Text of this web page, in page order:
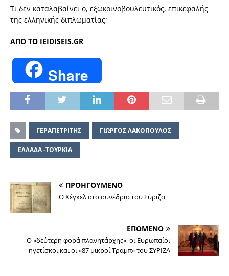
Τι δεν καταλαβαίνει ο, εξωκοινοβουλευτικός, επικεφαλής
της ελληνικής διπλωματίας;
ΑΠΟ ΤΟ IEIDISEIS.GR
Share
ΓΕΡΑΠΕΤΡΙΤΗΣ ΓΙΩΡΓΟΣ ΛΑΚΟΠΟΥΛΟΣ
ΕΛΛΑΔΑ -ΤΟΥΡΚΙΑ
ΠΡΟΗΓΟΥΜΕΝΟ
Ο Χέγκελ στο συνέδριο του Σύριζα
ΕΠΟΜΕΝΟ
Ο «δεύτερη φορά πλανητάρχης», οι Ευρωπαίοι
ηγετίσκοι και οι «87 μικροί Τραμπ» του ΣΥΡΙΖΑ